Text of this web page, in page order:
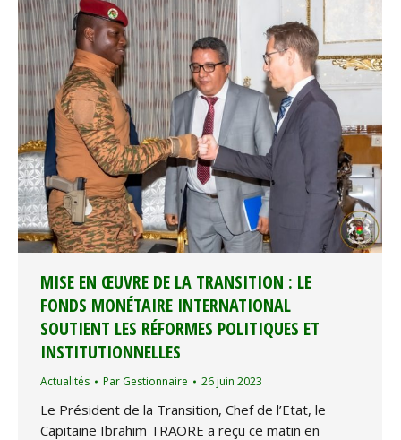
MISE EN ŒUVRE DE LA TRANSITION : LE
FONDS MONÉTAIRE INTERNATIONAL
SOUTIENT LES RÉFORMES POLITIQUES ET
INSTITUTIONNELLES
Actualités Par Gestionnaire 26 juin 2023
Le Président de la Transition, Chef de l’Etat, le
Capitaine Ibrahim TRAORE a reçu ce matin en